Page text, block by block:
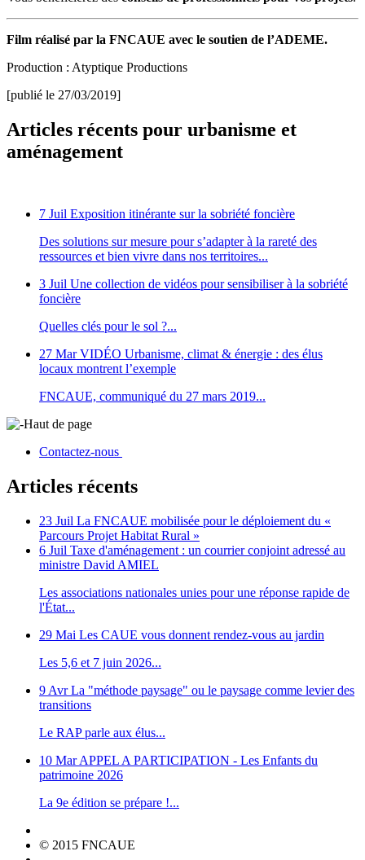
Film réalisé par la FNCAUE avec le soutien de l’ADEME.
Production : Atyptique Productions
[publié le 27/03/2019]
Articles récents pour urbanisme et
aménagement
7 Juil Exposition itinérante sur la sobriété foncière
Des solutions sur mesure pour s’adapter à la rareté des
ressources et bien vivre dans nos territoires...
3 Juil Une collection de vidéos pour sensibiliser à la sobriété
foncière
Quelles clés pour le sol ?...
27 Mar VIDÉO Urbanisme, climat & énergie : des élus
locaux montrent l’exemple
FNCAUE, communiqué du 27 mars 2019...
Haut de page
Contactez-nous
Articles récents
23 Juil La FNCAUE mobilisée pour le déploiement du «
Parcours Projet Habitat Rural »
6 Juil Taxe d'aménagement : un courrier conjoint adressé au
ministre David AMIEL
Les associations nationales unies pour une réponse rapide de
l'État...
29 Mai Les CAUE vous donnent rendez-vous au jardin
Les 5,6 et 7 juin 2026...
9 Avr La "méthode paysage" ou le paysage comme levier des
transitions
Le RAP parle aux élus...
10 Mar APPEL A PARTICIPATION - Les Enfants du
patrimoine 2026
La 9e édition se prépare !...
© 2015 FNCAUE